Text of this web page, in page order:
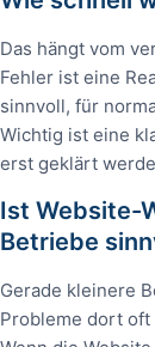
Das hängt vom
Fehler ist eine
sinnvoll, für
Wichtig ist eine
erst geklärt
Ist Website-
Betriebe
Gerade kleinere
Probleme dort oft